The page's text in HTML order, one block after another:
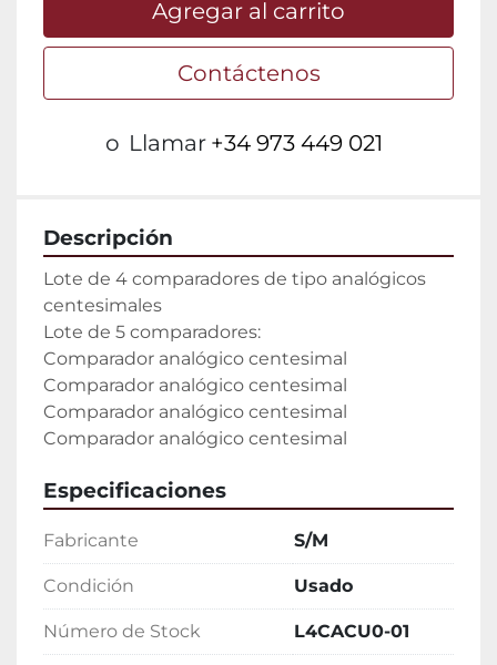
Agregar al carrito
Contáctenos
o Llamar +34 973 449 021
Descripción
Lote de 4 comparadores de tipo analógicos
centesimales
Lote de 5 comparadores:
Comparador analógico centesimal
Comparador analógico centesimal
Comparador analógico centesimal
Comparador analógico centesimal
Especificaciones
Fabricante S/M
Condición Usado
Número de Stock L4CACU0-01